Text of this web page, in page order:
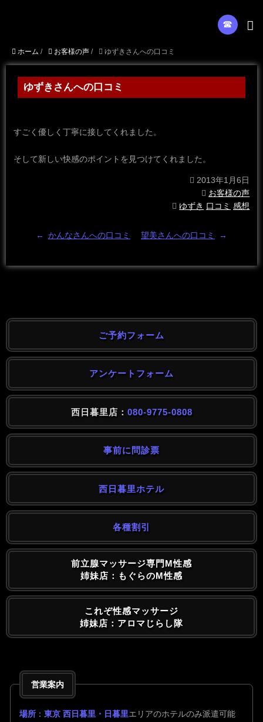
☎︎
ホーム / お客様の声 / ゆずきさんへの口コミ
ゆずきさんへの口コミ
すごく優しく丁寧に接してくれました。
そして新しい快感のポイントを見つけてくれました。
2013年1月6日
お客様の声
ゆずき 口コミ 感想
← かんなさんへの口コミ 望美さんへの口コミ →
ご予約フォーム
アンケートフォーム
西日暮里店： 080-9775-0808
事前に問診票
西日暮里ホテル
各種割引
前立腺マッサージ専門M性感
姉妹店：もぐらのM性感
これぞ性感マッサージ
姉妹店：アロマじらし隊
営業案内
場所 ： 東京 西日暮里・日暮里エリアのホテルのみ派遣可能